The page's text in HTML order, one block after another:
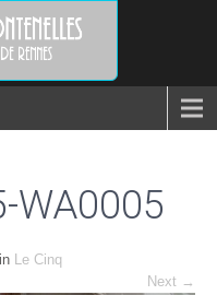
WA0005
in Le Cinq
Next →